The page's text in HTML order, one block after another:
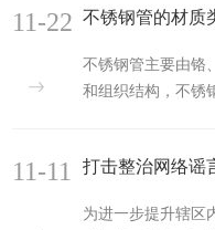
不锈钢管的材质
不锈钢管主要由铬
和组织结构，不锈
11-22
打击整治网络谣
为进一步提升辖区
11-11